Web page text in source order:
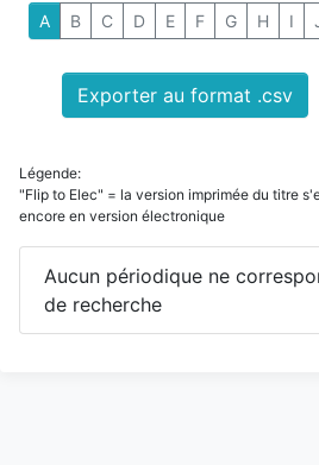
A B C D E F G H I
Exporter au format .csv
Légende:
"Flip to Elec" = la version imprimée du titre
encore en version électronique
Aucun périodique ne
de recherche